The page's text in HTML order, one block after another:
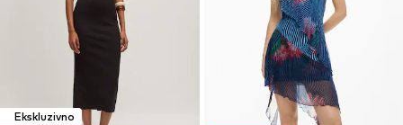
Ekskluzivno